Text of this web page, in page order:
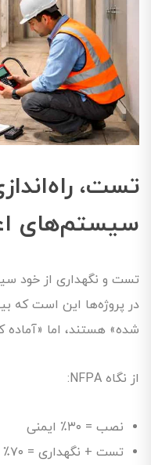
تست،
سیستم‌های
تست و نگهداری از خود
در پروژه‌ها این است
شده» هستند، اما «آماده
از نگاه NFPA:
نصب = ۳۰٪ ایمنی
تست + نگهداری = ۷۰٪ ایمنی